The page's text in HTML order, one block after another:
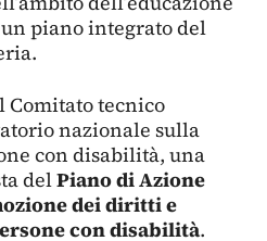
piano integrato del
Comitato tecnico
nazionale sulla
con disabilità, una
delPiano di Azione
dei diritti e
con disabilità.